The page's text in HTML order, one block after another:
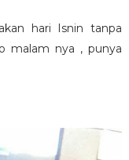
hari Isnin tanpa
malam nya , punya